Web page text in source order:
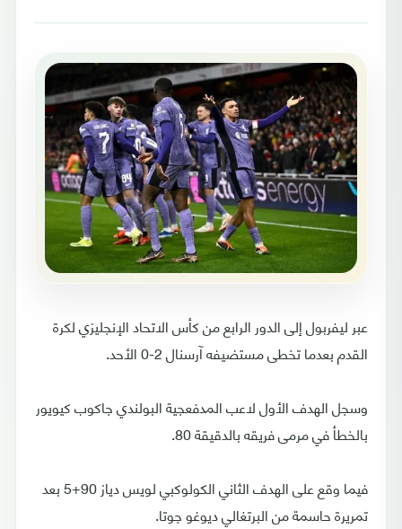
عبر ليفربول إلى الدور الرابع من كأس الاتحاد الإنجليزي لكرة
القدم بعدما تخطى مستضيفه آرسنال 2-0 الأحد.
وسجل الهدف الأول لاعب المدفعجية البولندي جاكوب كيويور
بالخطأ في مرمى فريقه بالدقيقة 80.
فيما وقع على الهدف الثاني الكولوكبي لويس دياز 90+5 بعد
تمريرة حاسمة من البرتغالي ديوغو جوتا.